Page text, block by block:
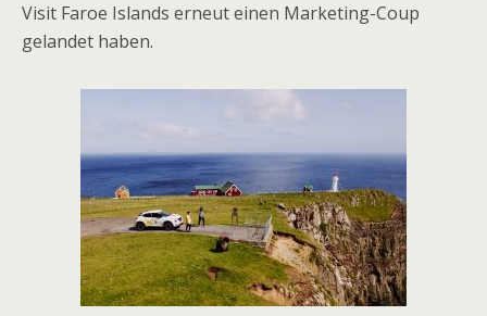
Visit Faroe Islands erneut einen Marketing-Coup
gelandet haben.